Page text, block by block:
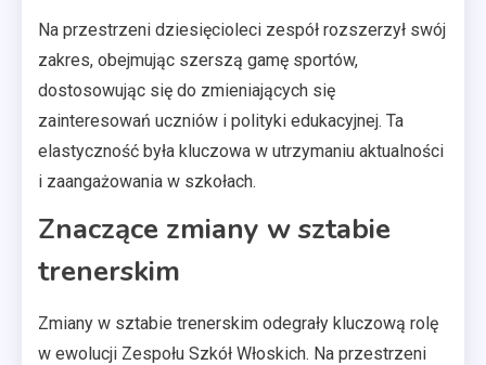
Na przestrzeni dziesięcioleci zespół rozszerzył swój
zakres, obejmując szerszą gamę sportów,
dostosowując się do zmieniających się
zainteresowań uczniów i polityki edukacyjnej. Ta
elastyczność była kluczowa w utrzymaniu aktualności
i zaangażowania w szkołach.
Znaczące zmiany w sztabie
trenerskim
Zmiany w sztabie trenerskim odegrały kluczową rolę
w ewolucji Zespołu Szkół Włoskich. Na przestrzeni